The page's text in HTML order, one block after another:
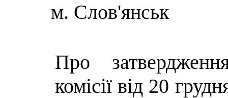
м. Слов'янськ
Про
комісії від 20